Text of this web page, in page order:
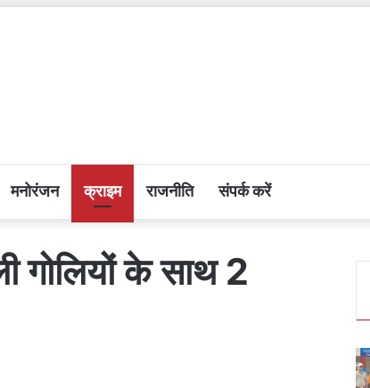
मनोरंजन क्राइम राजनीति संपर्क करें
गोलियों के साथ 2